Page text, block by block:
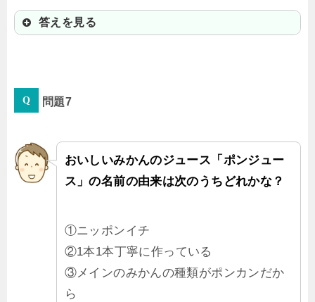
答えを見る
さっとあぶって食べても、おでんの
満点だよ。
問題7
おいしいみかんのジュース「ポンジュー
ス」の名前の由来は次のうちどれかな？
①ニッポンイチ
②1本1本丁寧に作っている
③メインのみかんの種類がポンカンだか
ら